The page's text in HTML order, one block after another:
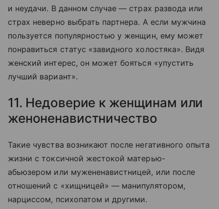
и неудачи. В данном случае — страх развода или
страх неверно выбрать партнера. А если мужчина
пользуется популярностью у женщин, ему может
понравиться статус «завидного холостяка». Видя
женский интерес, он может бояться «упустить
лучший вариант».
11. Недоверие к женщинам или
женоненавистничество
Такие чувства возникают после негативного опыта
жизни с токсичной жестокой матерью-
абьюзером или мужененавистницей, или после
отношений с «хищницей» — манипулятором,
нарциссом, психопатом и другими.